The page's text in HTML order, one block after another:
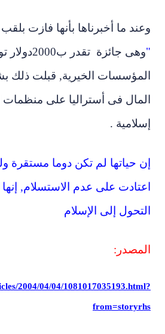
وعند ما أخبرناها بأنها فازت بلقب"
وهى جائزة تقدر
المؤسسات الخيرية, قبلت ذلك
المال فى أستراليا على منظمات
إسلامية .
إن حياتها لم تكن دوما مستقرة
اعتادت على عدم الاستسلام, إنها لم
التحول إلى الإسلام
المصدر:
2004/04/04/1081017035193.html?
from=storyrhs